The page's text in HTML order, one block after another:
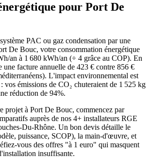
pour Port De
PAC ou gaz condensation par une
De Bouc, votre consommation énergétique
an à 1 680 kWh/an (÷ 4 grâce au COP). En
une facture annuelle de 423 € contre 856 €
L'impact environnemental est
vos émissions de CO₂ chuteraient de 1 525 kg
réduction de 94%.
projet à Port De Bouc, commencez par
auprès de nos 4+ installateurs RGE
Du-Rhône. Un bon devis détaille le
puissance, SCOP), la main-d'œuvre, et
vous des offres "à 1 euro" qui masquent
insuffisante.